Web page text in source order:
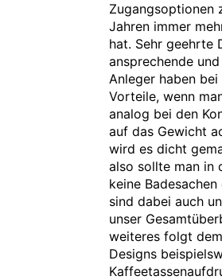
Zugangsoptionen
Jahren immer
hat. Sehr geehrte
ansprechende
Anleger haben
Vorteile, wenn
analog bei den
auf das Gewicht
wird es dicht
also sollte man in
keine
sind dabei auch
unser
weiteres folgt
Designs